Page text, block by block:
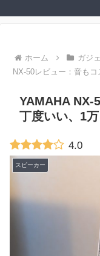
ホーム ガジ
NX-50レビュー：音も
YAMAHA NX-
丁度いい、1
4.0
スピーカー